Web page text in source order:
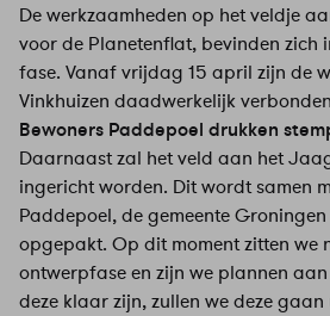
De werkzaamheden op het veldje
voor de Planetenflat, bevinden zich
fase. Vanaf vrijdag 15 april zijn de
Vinkhuizen daadwerkelijk
Bewoners Paddepoel drukken
Daarnaast zal het veld aan het
ingericht worden. Dit wordt samen
Paddepoel, de gemeente
opgepakt. Op dit moment zitten we
ontwerpfase en zijn we plannen
deze klaar zijn, zullen we deze gaan